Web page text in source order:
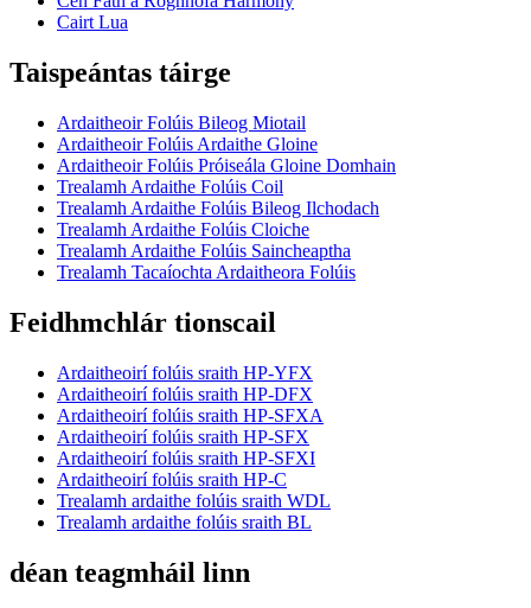
Cairt Lua
Taispeántas táirge
Ardaitheoir Folúis Bileog Miotail
Ardaitheoir Folúis Ardaithe Gloine
Ardaitheoir Folúis Próiseála Gloine Domhain
Trealamh Ardaithe Folúis Coil
Trealamh Ardaithe Folúis Bileog Ilchodach
Trealamh Ardaithe Folúis Cloiche
Trealamh Ardaithe Folúis Saincheaptha
Trealamh Tacaíochta Ardaitheora Folúis
Feidhmchlár tionscail
Ardaitheoirí folúis sraith HP-YFX
Ardaitheoirí folúis sraith HP-DFX
Ardaitheoirí folúis sraith HP-SFXA
Ardaitheoirí folúis sraith HP-SFX
Ardaitheoirí folúis sraith HP-SFXI
Ardaitheoirí folúis sraith HP-C
Trealamh ardaithe folúis sraith WDL
Trealamh ardaithe folúis sraith BL
déan teagmháil linn